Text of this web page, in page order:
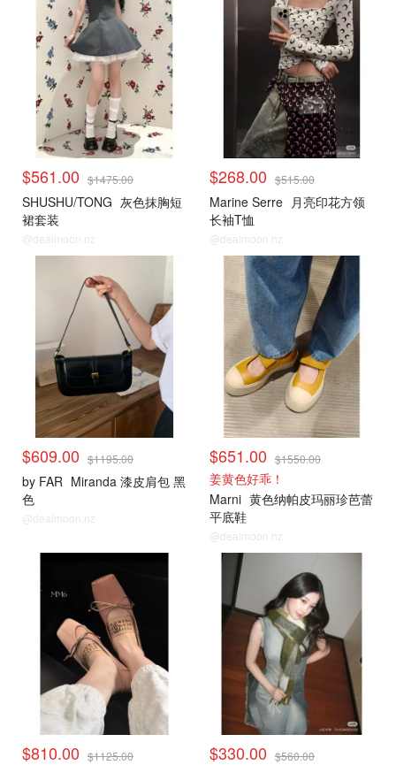
$561.00 $1475.00
SHUSHU/TONG 灰色抹胸短
裙套装
@dealmoon.nz
$268.00 $515.00
Marine Serre 月亮印花方领
长袖T恤
@dealmoon.nz
$609.00 $1195.00
by FAR Miranda 漆皮肩包 黑
色
@dealmoon.nz
小编推荐
$651.00 $1550.00
姜黄色好乖！
Marni 黄色纳帕皮玛丽珍芭蕾
平底鞋
@dealmoon.nz
$810.00 $1125.00
小编推荐
$330.00 $560.00